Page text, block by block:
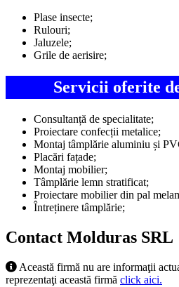
Plase insecte;
Rulouri;
Jaluzele;
Grile de aerisire;
Servicii oferite
Consultanță de specialitate;
Proiectare confecții metalice;
Montaj tâmplărie aluminiu și
Placări fațade;
Montaj mobilier;
Tâmplărie lemn stratificat;
Proiectare mobilier din pal
Întreținere tâmplărie;
Contact Molduras SRL
Această firmă nu are informaţii
reprezentaţi această firmă click aici.